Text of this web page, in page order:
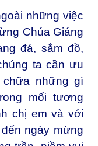
những việc
Chúa Giáng
đá, sắm đồ,
ta cần ưu
những gì
mối tương
chị em và với
ngày mừng